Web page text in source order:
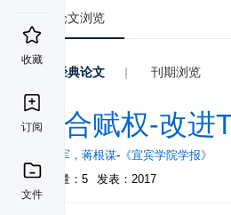
收藏
订阅
文件
论文浏览
经典论文 | 刊期浏览
组合赋权-改进
赵利军 ， 蒋根谋- 《宜宾学院学报》
被引量：5
发表：2017